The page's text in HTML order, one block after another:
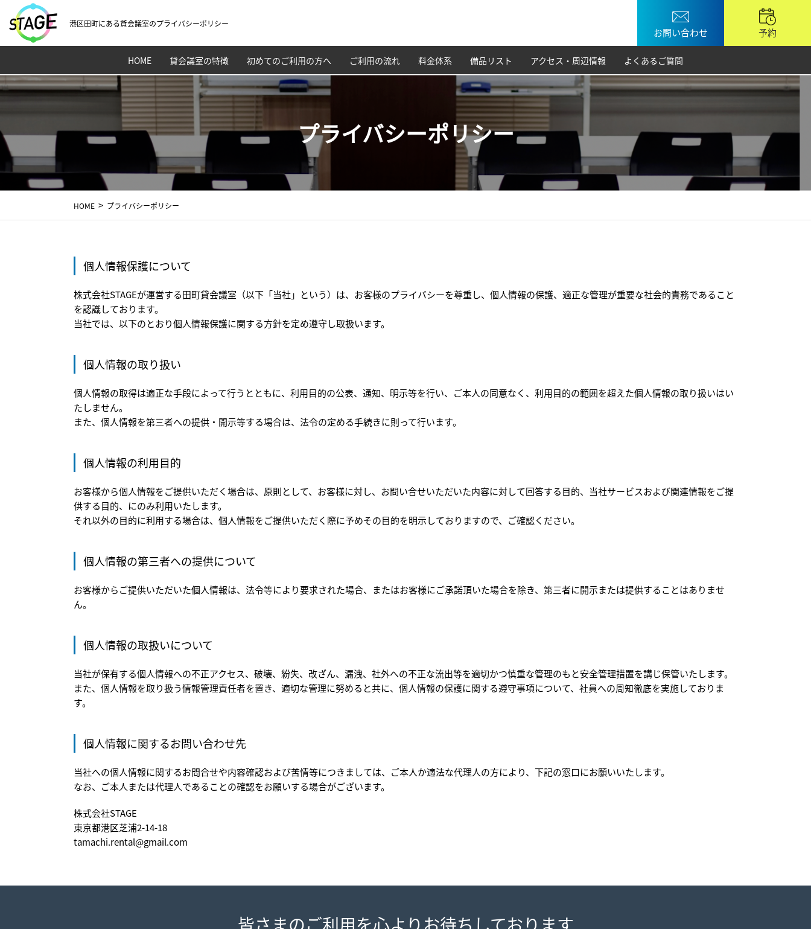
港区田町にある貸会議室のプライバシーポリシー
お問い合わせ 予約
HOME 貸会議室の特徴 初めてのご利用の方へ ご利用の流れ 料金体系 備品リスト アクセス・周辺情報 よくあるご質問
プライバシーポリシー
HOME プライバシーポリシー
個人情報保護について
株式会社STAGEが運営する田町貸会議室（以下「当社」という）は、お客様のプライバシーを尊重し、個人情報の保護、適正な管理が重要な社会的責務であること
を認識しております。
当社では、以下のとおり個人情報保護に関する方針を定め遵守し取扱います。
個人情報の取り扱い
個人情報の取得は適正な手段によって行うとともに、利用目的の公表、通知、明示等を行い、ご本人の同意なく、利用目的の範囲を超えた個人情報の取り扱いはい
たしません。
また、個人情報を第三者への提供・開示等する場合は、法令の定める手続きに則って行います。
個人情報の利用目的
お客様から個人情報をご提供いただく場合は、原則として、お客様に対し、お問い合せいただいた内容に対して回答する目的、当社サービスおよび関連情報をご提
供する目的、にのみ利用いたします。
それ以外の目的に利用する場合は、個人情報をご提供いただく際に予めその目的を明示しておりますので、ご確認ください。
個人情報の第三者への提供について
お客様からご提供いただいた個人情報は、法令等により要求された場合、またはお客様にご承諾頂いた場合を除き、第三者に開示または提供することはありませ
ん。
個人情報の取扱いについて
当社が保有する個人情報への不正アクセス、破壊、紛失、改ざん、漏洩、社外への不正な流出等を適切かつ慎重な管理のもと安全管理措置を講じ保管いたします。
また、個人情報を取り扱う情報管理責任者を置き、適切な管理に努めると共に、個人情報の保護に関する遵守事項について、社員への周知徹底を実施しておりま
す。
個人情報に関するお問い合わせ先
当社への個人情報に関するお問合せや内容確認および苦情等につきましては、ご本人か適法な代理人の方により、下記の窓口にお願いいたします。
なお、ご本人または代理人であることの確認をお願いする場合がございます。
株式会社STAGE
東京都港区芝浦2-14-18
tamachi.rental@gmail.com
皆さまのご利用を心よりお待ちしております